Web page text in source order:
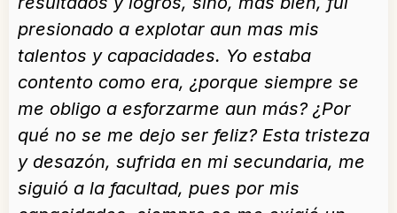
presionado a explotar aun mas mis
talentos y capacidades. Yo estaba
contento como era, ¿porque siempre se
me obligo a esforzarme aun más? ¿Por
qué no se me dejo ser feliz? Esta tristeza
y desazón, sufrida en mi secundaria, me
siguió a la facultad, pues por mis